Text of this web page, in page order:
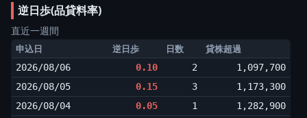
逆日歩(品貸料率)
直近一週間
申込日 逆日歩 日数 貸株超過
2026/08/06 0.10 2
1,097,700
2026/08/05
0.15 3
1,173,300
2026/08/04
0.05 1
1,282,900